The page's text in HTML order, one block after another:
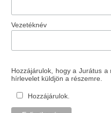
Vezetéknév
Hozzájárulok, hogy a Jurátus
hírlevelet küldjön a részemre.
Hozzájárulok.